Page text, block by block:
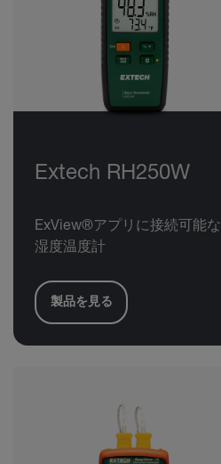
Extech RH250W
ExView®アプリに接続可能な
湿度温度計
製品を見る